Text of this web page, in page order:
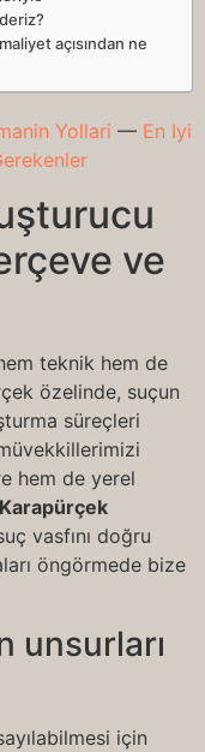
açısından ne
Yollari — En Iyi
ve
teknik hem de
özelinde, suçun
süreçleri
hem de yerel
Karapürçek
vasfını doğru
öngörmede bize
unsurları
için